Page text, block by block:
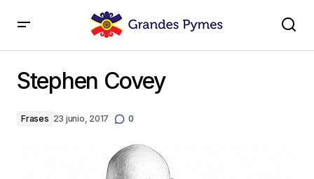
Stephen Covey
Frases 23 junio, 2017 0